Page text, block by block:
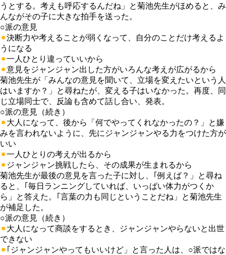
うとする。考えも呼応するんだね」と菊池先生がほめると、み
んながその子に大きな拍手を送った。
○派の意見
⚫︎決断力や考えることが弱くなって、自分のことだけ考えるよ
うになる
⚫︎一人ひとり違っていいから
⚫︎意見をジャンジャン出した方がいろんな考えが広がるから
菊池先生が「みんなの意見を聞いて、立場を変えたいという人
はいますか？」と尋ねたが、変える子はいなかった。再度、同
じ立場同士で、反論も含めて話し合い、発表。
○派の意見（続き）
⚫︎大人になって、後から「何でやってくれなかったの？」と嫌
みを言われないように、先にジャンジャンやる力をつけた方が
いい
⚫︎一人ひとりの考えが出るから
⚫︎ ジャンジャン挑戦したら、その成果が生まれるから
菊池先生が最後の意見を言った子に対し、｢例えば？」と尋ね
ると、｢毎日ランニングしていれば、いっぱい体力がつくか
ら」と答えた。｢言葉の力も同じということだね」と菊池先生
が補足した。
○派の意見（続き）
⚫︎大人になって商談をするとき、ジャンジャンやらないと出世
できない
⚫︎ ｢ジャンジャンやってもいいけど」と言った人は、○派ではな